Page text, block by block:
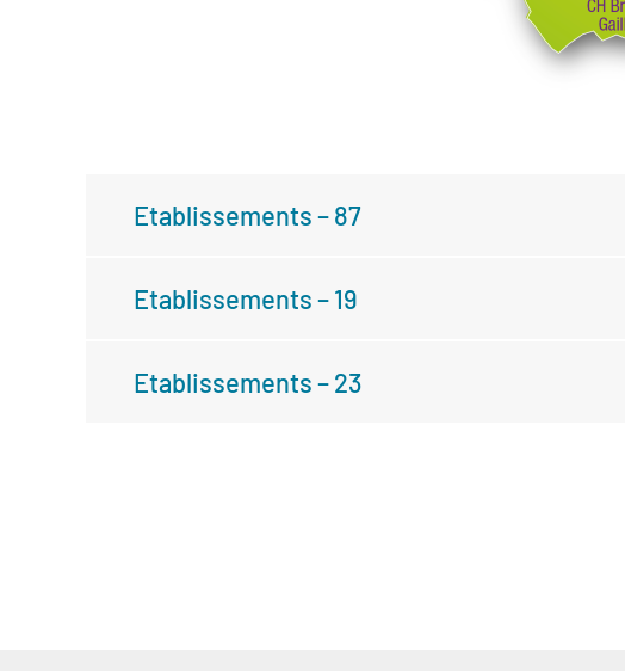
Etablissements – 87
Etablissements – 19
Etablissements – 23